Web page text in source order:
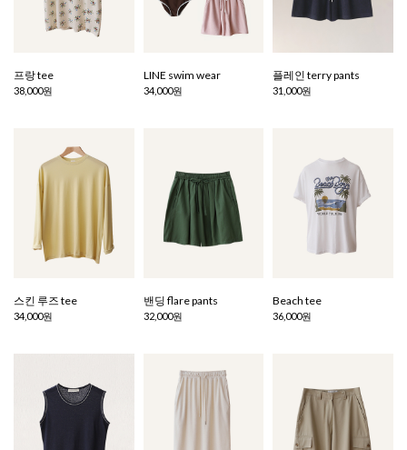
프랑 tee
38,000원
LINE swim wear
34,000원
플레인 terry pants
31,000원
스킨 루즈 tee
34,000원
밴딩 flare pants
32,000원
Beach tee
36,000원